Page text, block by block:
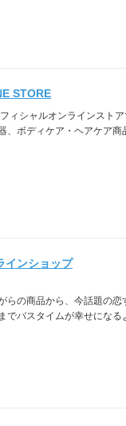
STORE
ィシャルオンラインストア
、ボディケア・ヘアケア
インショップ
らの商品から、今話題の恋
でバスタイムが幸せになる